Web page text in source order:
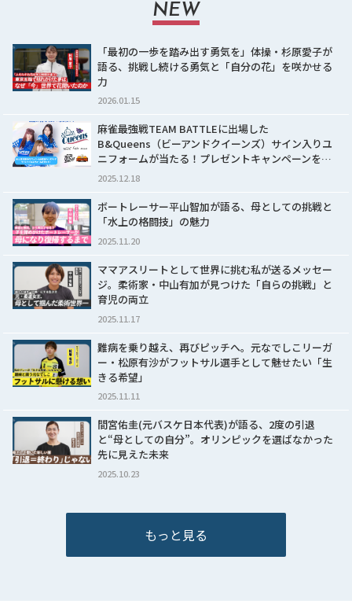
NEW
「最初の一歩を踏み出す勇気を」体操・杉原愛子が
語る、挑戦し続ける勇気と「自分の花」を咲かせる
力
2026.01.15
麻雀最強戦TEAM BATTLEに出場した
B&Queens（ビーアンドクイーンズ）サイン入りユ
ニフォームが当たる！プレゼントキャンペーンを…
2025.12.18
ボートレーサー平山智加が語る、母としての挑戦と
「水上の格闘技」の魅力
2025.11.20
ママアスリートとして世界に挑む私が送るメッセー
ジ。柔術家・中山有加が見つけた「自らの挑戦」と
育児の両立
2025.11.17
難病を乗り越え、再びピッチへ。元なでしこリーガ
ー・松原有沙がフットサル選手として魅せたい「生
きる希望」
2025.11.11
間宮佑圭(元バスケ日本代表)が語る、2度の引退
と“母としての自分”。オリンピックを選ばなかった
先に見えた未来
2025.10.23
もっと見る